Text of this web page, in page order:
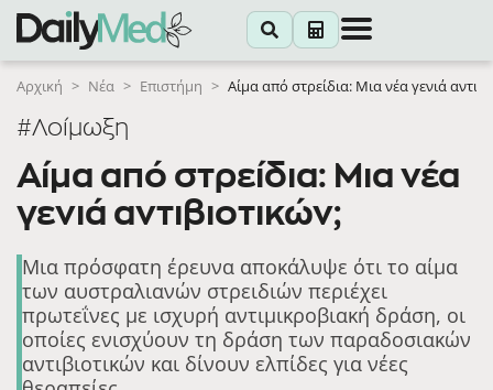
Αρχική > Νέα > Επιστήμη > Αίμα από στρείδια: Μια νέα γενιά
#Λοίμωξη
Αίμα από στρείδια: Μια νέα
γενιά αντιβιοτικών;
Μια πρόσφατη έρευνα αποκάλυψε ότι το αίμα
των αυστραλιανών στρειδιών περιέχει
πρωτεΐνες με ισχυρή αντιμικροβιακή δράση, οι
οποίες ενισχύουν τη δράση των παραδοσιακών
αντιβιοτικών και δίνουν ελπίδες για νέες